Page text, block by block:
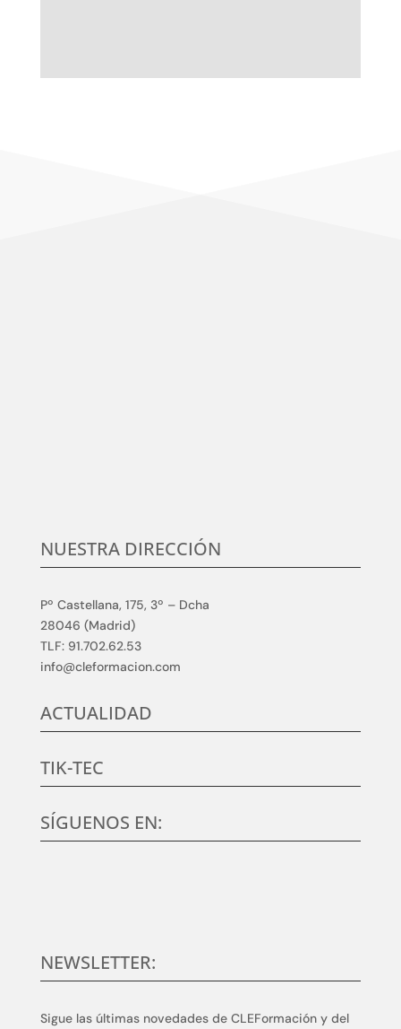
NUESTRA DIRECCIÓN
Pº Castellana, 175, 3º – Dcha
28046 (Madrid)
TLF: 91.702.62.53
info@cleformacion.com
ACTUALIDAD
TIK-TEC
SÍGUENOS EN:
NEWSLETTER:
Sigue las últimas novedades de CLEFormación y del